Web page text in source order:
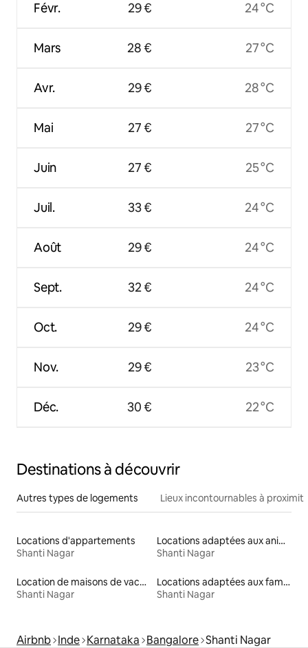
Févr.
Mars
Avr.
Mai
Juin
Juil.
Août
Sept.
Oct.
Nov.
Déc.
29 €
28 €
29 €
27 €
27 €
33 €
29 €
32 €
29 €
29 €
30 €
24 °C
27 °C
28 °C
27 °C
25 °C
24 °C
24 °C
24 °C
24 °C
23 °C
22 °C
Destinations à découvrir
Autres types de logements Lieux incontournables à
Locations d'appartements
Shanti Nagar
Locations adaptées aux animaux
Shanti Nagar
Location de maisons de vacances
Shanti Nagar
Locations adaptées aux familles
Shanti Nagar
Airbnb Inde Karnataka Bangalore Shanti Nagar